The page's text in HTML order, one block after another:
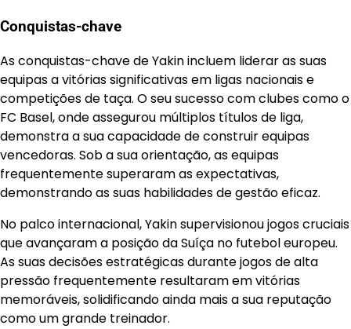
Conquistas-chave
As conquistas-chave de Yakin incluem liderar as suas
equipas a vitórias significativas em ligas nacionais e
competições de taça. O seu sucesso com clubes como o
FC Basel, onde assegurou múltiplos títulos de liga,
demonstra a sua capacidade de construir equipas
vencedoras. Sob a sua orientação, as equipas
frequentemente superaram as expectativas,
demonstrando as suas habilidades de gestão eficaz.
No palco internacional, Yakin supervisionou jogos cruciais
que avançaram a posição da Suíça no futebol europeu.
As suas decisões estratégicas durante jogos de alta
pressão frequentemente resultaram em vitórias
memoráveis, solidificando ainda mais a sua reputação
como um grande treinador.